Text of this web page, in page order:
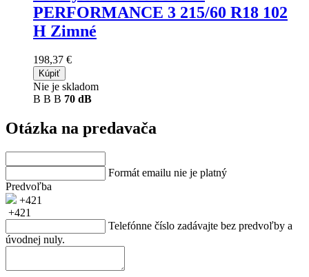
PERFORMANCE 3 215/60 R18 102
H Zimné
198,37 €
Kúpiť
Nie je skladom
B B B 70 dB
Otázka na predavača
Formát emailu nie je platný
Predvoľba
+421
+421
Telefónne číslo zadávajte bez predvoľby a
úvodnej nuly.